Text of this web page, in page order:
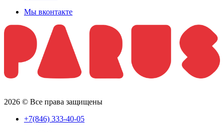
Мы вконтакте
2026 © Все права защищены
+7(846) 333-40-05